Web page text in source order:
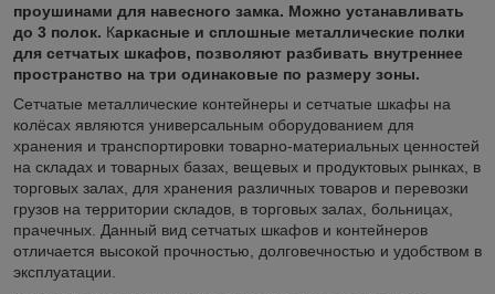
проушинами для навесного замка. Можно устанавливать
до 3 полок. Каркасные и сплошные металлические полки
для сетчатых шкафов, позволяют разбивать внутреннее
пространство на три одинаковые по размеру зоны.
Сетчатые металлические контейнеры и сетчатые шкафы на
колёсах являются универсальным оборудованием для
хранения и транспортировки товарно-материальных ценностей
на складах и товарных базах, вещевых и продуктовых рынках, в
торговых залах, для хранения различных товаров и перевозки
грузов на территории складов, в торговых залах, больницах,
прачечных. Данный вид сетчатых шкафов и контейнеров
отличается высокой прочностью, долговечностью и удобством в
эксплуатации.